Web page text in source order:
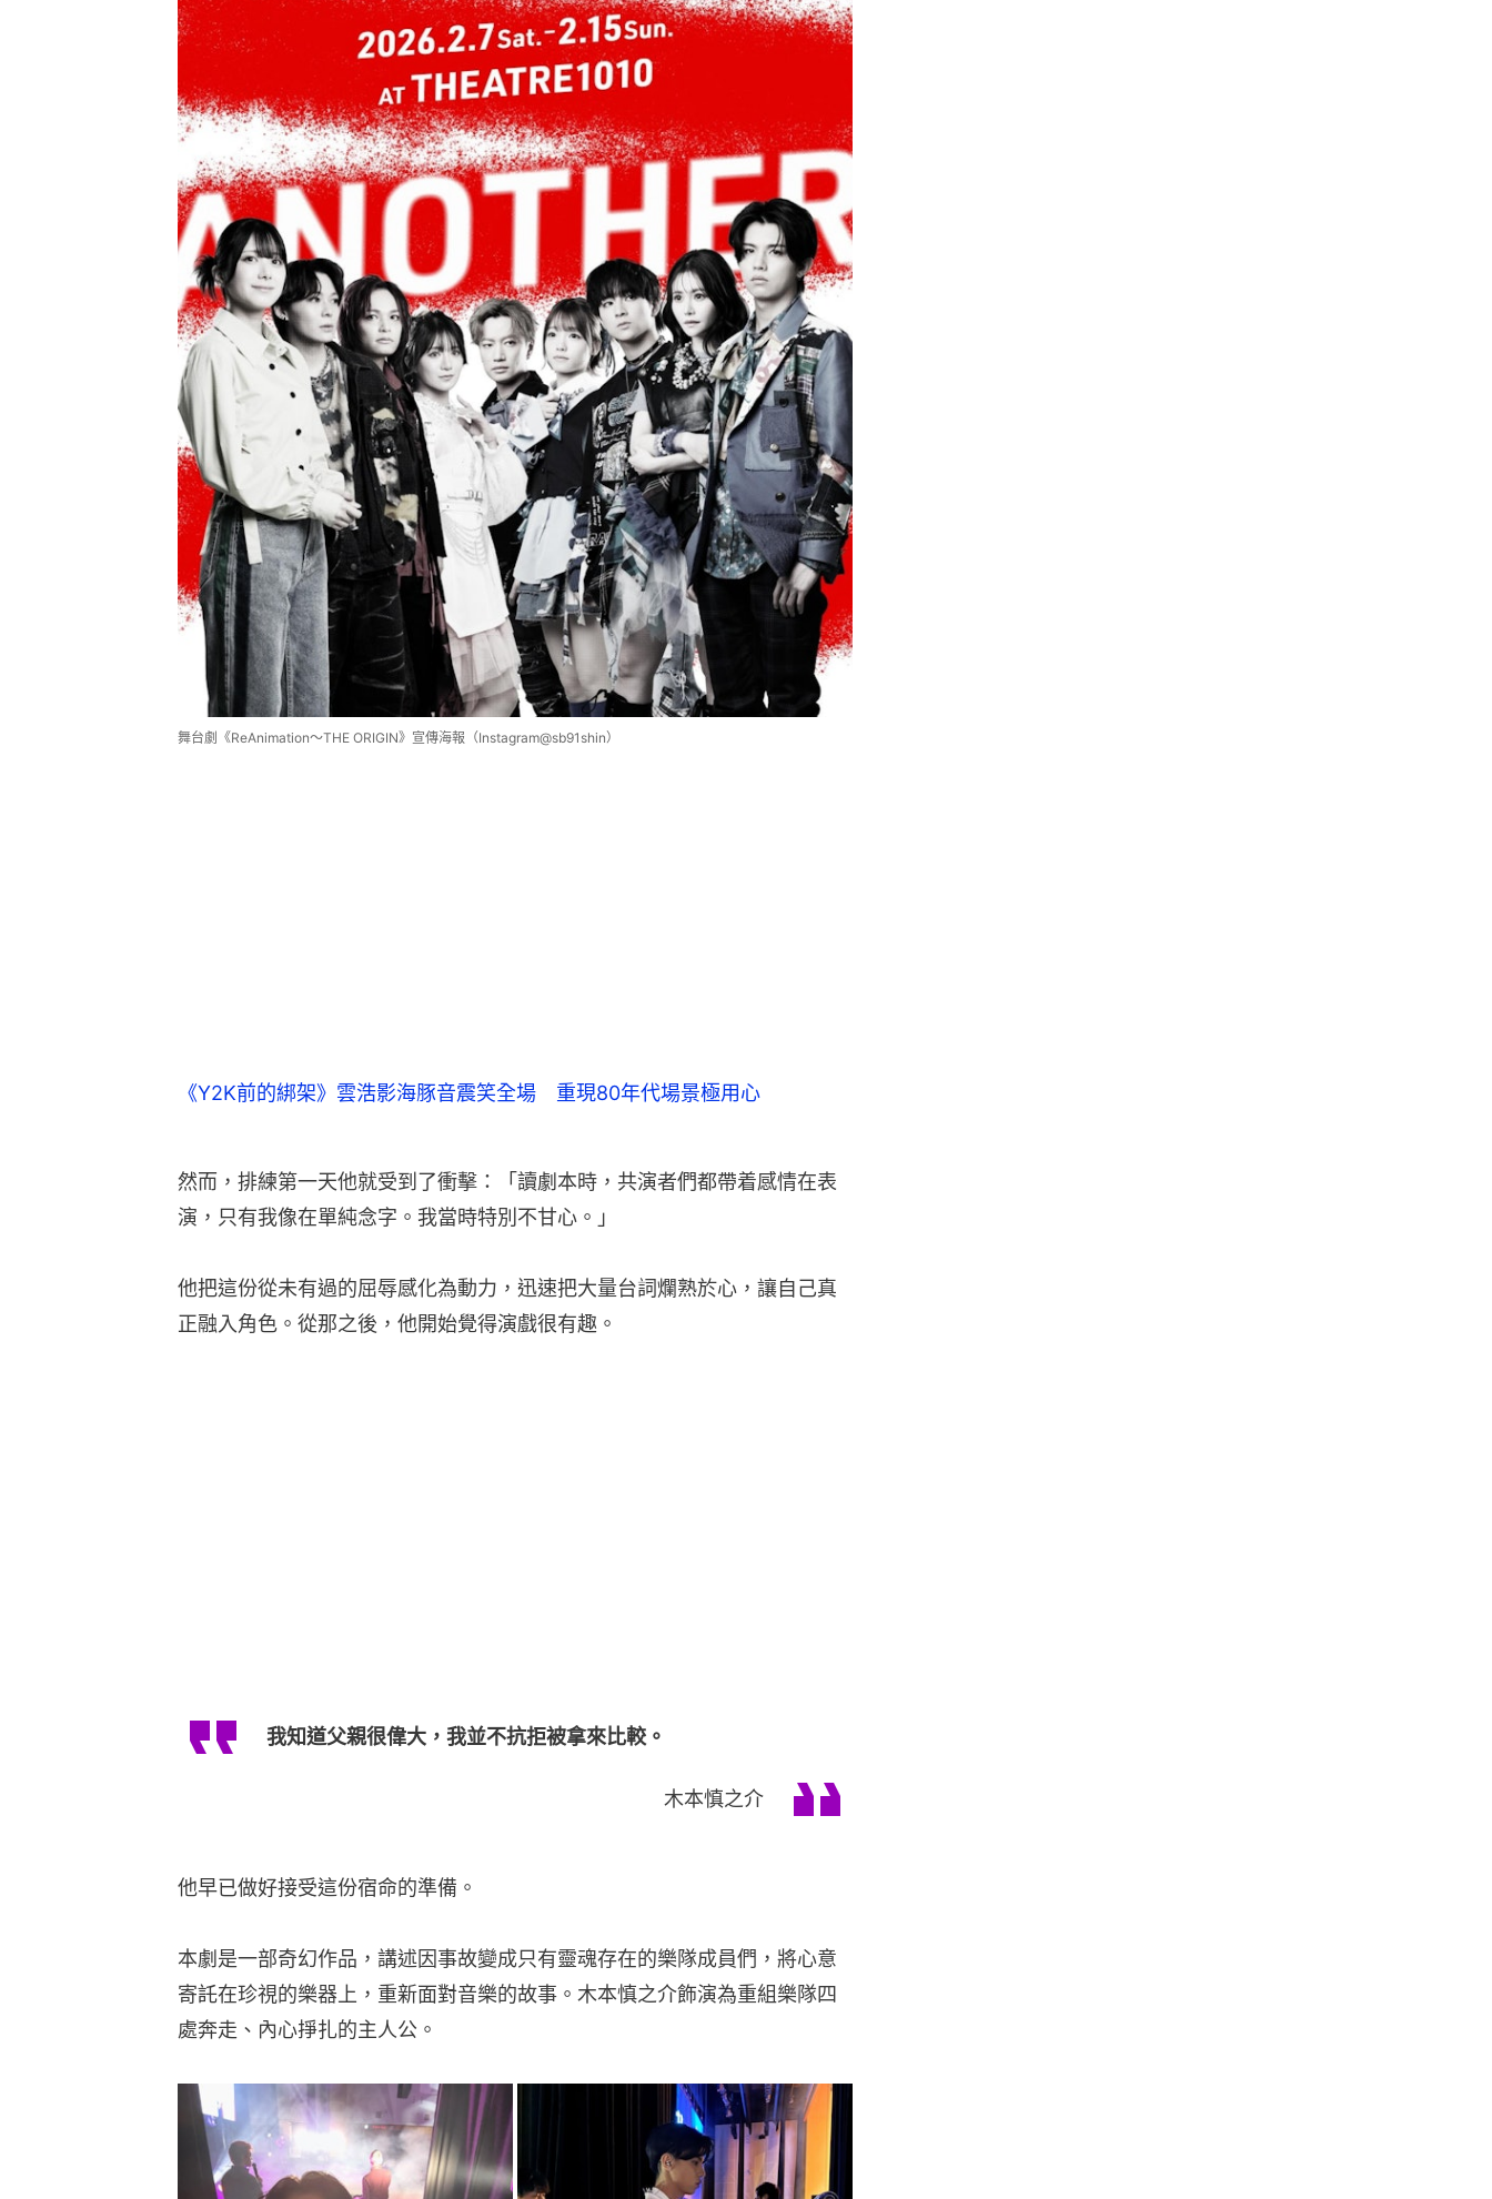
舞台劇《ReAnimation～THE ORIGIN》宣傳海報（Instagram@sb91shin）
《Y2K前的綁架》雲浩影海豚音震笑全場 重現80年代場景極用心
然而，排練第一天他就受到了衝擊：「讀劇本時，共演者們都帶着感情在表
演，只有我像在單純念字。我當時特別不甘心。」
他把這份從未有過的屈辱感化為動力，迅速把大量台詞爛熟於心，讓自己真
正融入角色。從那之後，他開始覺得演戲很有趣。
我知道父親很偉大，我並不抗拒被拿來比較。
木本慎之介
他早已做好接受這份宿命的準備。
本劇是一部奇幻作品，講述因事故變成只有靈魂存在的樂隊成員們，將心意
寄託在珍視的樂器上，重新面對音樂的故事。木本慎之介飾演為重組樂隊四
處奔走、內心掙扎的主人公。